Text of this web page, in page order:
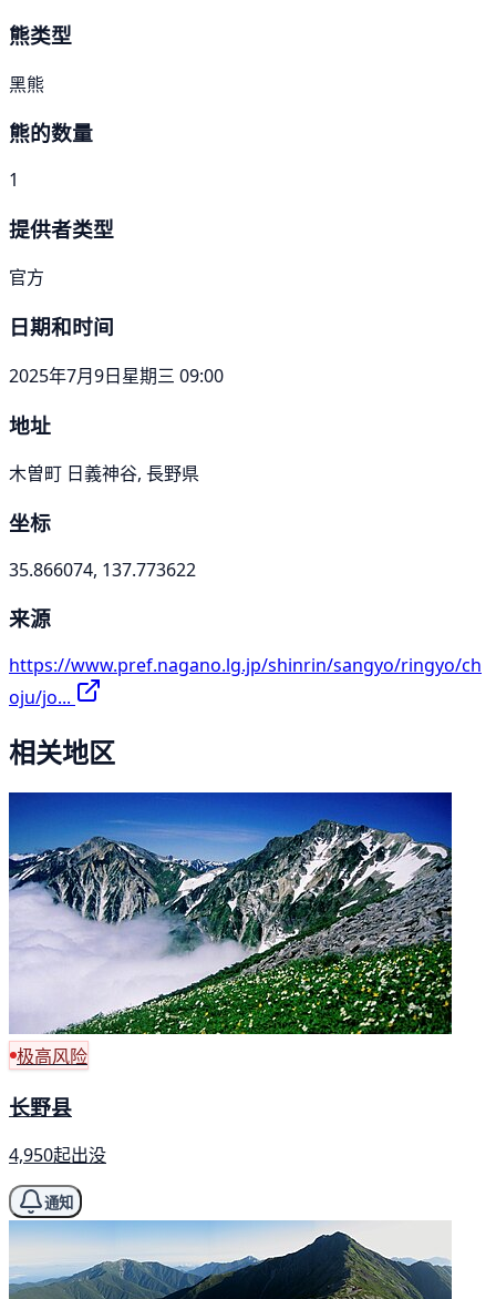
熊类型
黑熊
熊的数量
1
提供者类型
官方
日期和时间
2025年7月9日星期三 09:00
地址
木曽町 日義神谷, 長野県
坐标
35.866074, 137.773622
来源
https://www.pref.nagano.lg.jp/shinrin/sangyo/ringyo/ch
oju/jo...
相关地区
极高风险
长野县
4,950起出没
通知